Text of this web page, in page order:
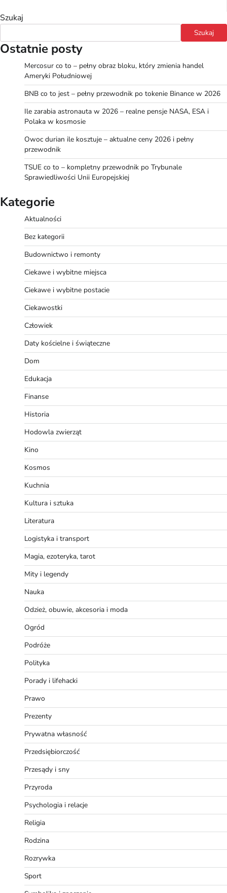
Szukaj
Szukaj
Ostatnie posty
Mercosur co to – pełny obraz bloku, który zmienia handel
Ameryki Południowej
BNB co to jest – pełny przewodnik po tokenie Binance w 2026
Ile zarabia astronauta w 2026 – realne pensje NASA, ESA i
Polaka w kosmosie
Owoc durian ile kosztuje – aktualne ceny 2026 i pełny
przewodnik
TSUE co to – kompletny przewodnik po Trybunale
Sprawiedliwości Unii Europejskiej
Kategorie
Aktualności
Bez kategorii
Budownictwo i remonty
Ciekawe i wybitne miejsca
Ciekawe i wybitne postacie
Ciekawostki
Człowiek
Daty kościelne i świąteczne
Dom
Edukacja
Finanse
Historia
Hodowla zwierząt
Kino
Kosmos
Kuchnia
Kultura i sztuka
Literatura
Logistyka i transport
Magia, ezoteryka, tarot
Mity i legendy
Nauka
Odzież, obuwie, akcesoria i moda
Ogród
Podróże
Polityka
Porady i lifehacki
Prawo
Prezenty
Prywatna własność
Przedsiębiorczość
Przesądy i sny
Przyroda
Psychologia i relacje
Religia
Rodzina
Rozrywka
Sport